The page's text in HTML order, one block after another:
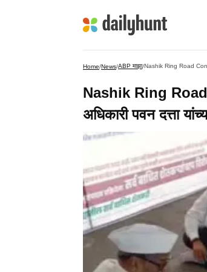
Home/News/ABP माझा/Nashik Ring Road
Nashik Ring Road
अधिकारी पवन दत्ता